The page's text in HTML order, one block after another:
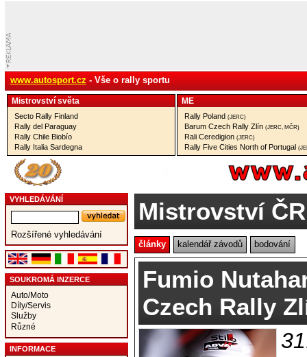
www.autosport.cz - Vše o rally sportu
Mistrovství­ světa
Secto Rally Finland
Rally del Paraguay
Rally Chile Biobío
Rally Italia Sardegna
ME
Rally Poland (JERC)
Barum Czech Rally Zlín (JERC, MČR)
Rali Ceredigion (JERC)
Rally Five Cities North of Portugal
VYHLEDÁVÁNÍ
Rozšířené vyhledávání
SOUKROMÁ INZERCE
Auto/Moto
Díly/Servis
Služby
Různé
INFORMACE
Mistrovství
články kalendář závodů bodování
Fumio
Czech Rally